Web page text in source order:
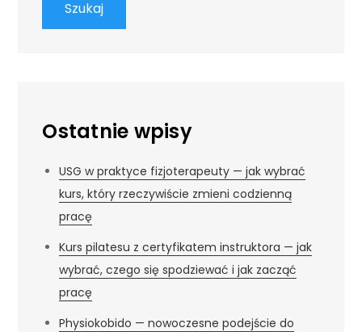
Szukaj
Ostatnie wpisy
USG w praktyce fizjoterapeuty — jak wybrać
kurs, który rzeczywiście zmieni codzienną
pracę
Kurs pilatesu z certyfikatem instruktora — jak
wybrać, czego się spodziewać i jak zacząć
pracę
Physiokobido — nowoczesne podejście do